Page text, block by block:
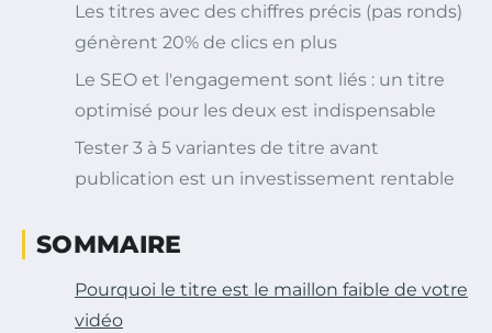
Les titres avec des chiffres précis (pas ronds)
génèrent 20% de clics en plus
Le SEO et l'engagement sont liés : un titre
optimisé pour les deux est indispensable
Tester 3 à 5 variantes de titre avant
publication est un investissement rentable
SOMMAIRE
Pourquoi le titre est le maillon faible de votre
vidéo